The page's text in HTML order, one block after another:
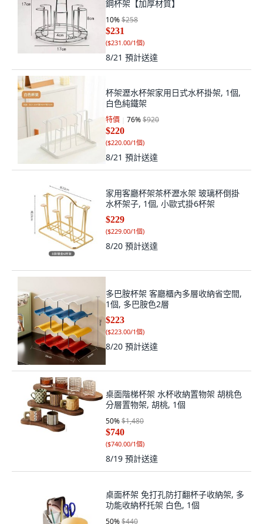
鋼杯架【加厚材質】
10%$258
$231
($231.00/1個)
8/21 預計送達
杯架瀝水杯架家用日式水杯掛架, 1個,
白色純鐵架
特價 76%$920
$220
($220.00/1個)
8/21 預計送達
家用客廳杯架茶杯瀝水架 玻璃杯倒掛
水杯架子, 1個, 小歐式掛6杯架
$229
($229.00/1個)
8/20 預計送達
多巴胺杯架 客廳櫃內多層收納省空間,
1個, 多巴胺色2層
$223
($223.00/1個)
8/20 預計送達
桌面階梯杯架 水杯收納置物架 胡桃色
分層置物架, 胡桃, 1個
50%$1,480
$740
($740.00/1個)
8/19 預計送達
桌面杯架 免打孔防打翻杯子收納架, 多
功能收納杯托架 白色, 1個
50%$440